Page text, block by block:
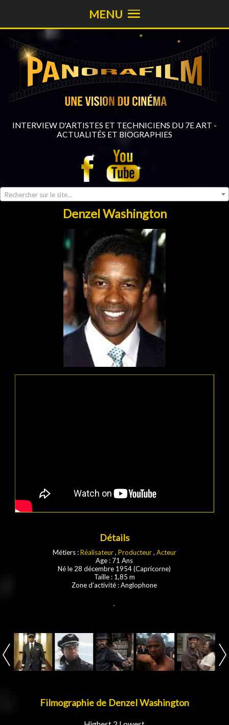
INTERVIEW D'ARTISTES ET TECHNICIENS DU 7E ART -
ACTUALITÉS ET BIOGRAPHIES
Rechercher sur le site...
MENU
Denzel Washington
Détails
Métiers :Réalisateur, Producteur, Acteur
Age : 71 Ans
Né le 28 décembre 1954 (Capricorne)
Taille : 1,85 m
Zone d'activité : Anglophone
.
Filmographie de Denzel Washington